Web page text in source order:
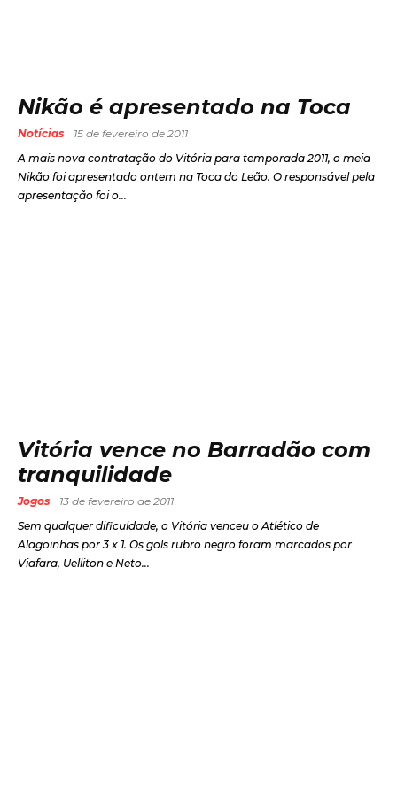
Nikão é apresentado na Toca
Notícias
15 de fevereiro de 2011
A mais nova contratação do Vitória para temporada 2011, o meia
Nikão foi apresentado ontem na Toca do Leão. O responsável pela
apresentação foi o...
Vitória vence no Barradão com
tranquilidade
Jogos
13 de fevereiro de 2011
Sem qualquer dificuldade, o Vitória venceu o Atlético de
Alagoinhas por 3 x 1. Os gols rubro negro foram marcados por
Viafara, Uelliton e Neto...